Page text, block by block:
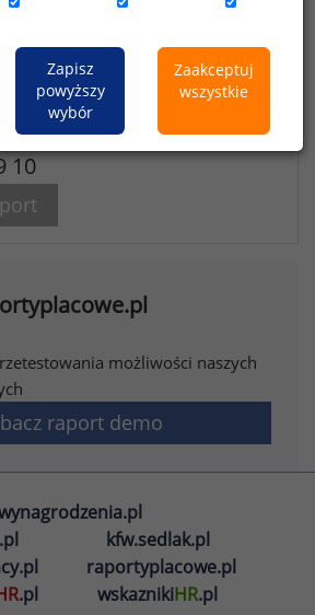
informacji?
odpowie na Twoje pytania
10
możliwości naszych
raport demo
kfw.sedlak.pl
raportyplacowe.pl
.pl wskaznikiHR.pl
Zapisz
powyższy
wybór
Zaakceptuj
wszystkie